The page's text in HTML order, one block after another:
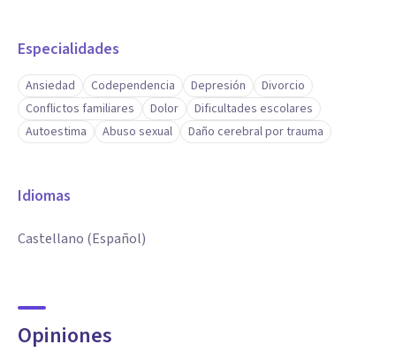
Especialidades
Ansiedad Codependencia Depresión
Divorcio
Conflictos familiares
Dolor
Dificultades escolares
Autoestima
Abuso sexual Daño cerebral por trauma
Idiomas
Castellano (Español)
Opiniones